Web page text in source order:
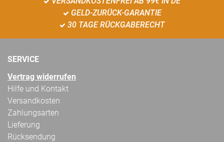
GELD-ZURÜCK-GARANTIE
30 TAGE RÜCKGABERECHT
SERVICE
Vertrag widerrufen
Hilfe und Kontakt
Versandkosten
Zahlungsarten
Lieferung
Rücksendung